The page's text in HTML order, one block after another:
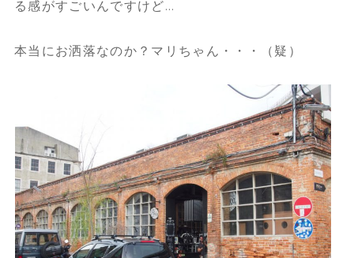
る感がすごいんですけど…
本当にお洒落なのか？マリちゃん・・・（疑）